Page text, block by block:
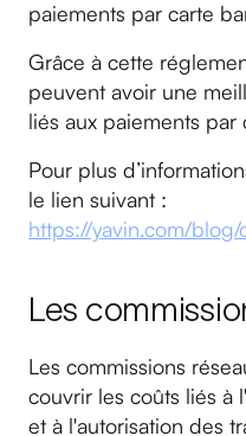
paiements par carte
Grâce à cette
peuvent avoir une
liés aux paiements par
Pour plus
le lien suivant :
https://yavin.com/
Les
Les commissions
couvrir les coûts liés à
et à l'autorisation des